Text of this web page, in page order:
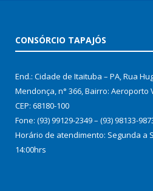
CONSÓRCIO TAPAJÓS
End.: Cidade de Itaituba – PA, Rua
Mendonça, n° 366, Bairro: Aeroporto
CEP: 68180-100
Fone: (93) 99129-2349 – (93) 98133-
Horário de atendimento: Segunda a
14:00hrs